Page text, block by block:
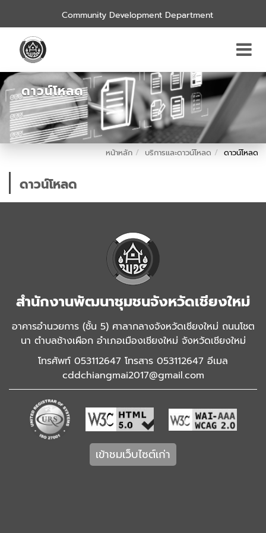
Community Development Department
ดาวน์โหลด
หน้าหลัก บริการและดาวน์โหลด ดาวน์โหลด
ดาวน์โหลด
สำนักงานพัฒนาชุมชนจังหวัดเชียงใหม่
อาคารอำนวยการ (ชั้น 5) ศาลากลางจังหวัดเชียงใหม่ ถนนโชต
นา ตำบลช้างเผือก อำเภอเมืองเชียงใหม่ จังหวัดเชียงใหม่
โทรศัพท์ 053112647 โทรสาร 053112647 อีเมล
cddchiangmai2017@gmail.com
เข้าชมเว็บไซต์เก่า